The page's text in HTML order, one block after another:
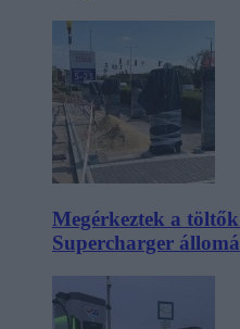
Megérkeztek a
Supercharger